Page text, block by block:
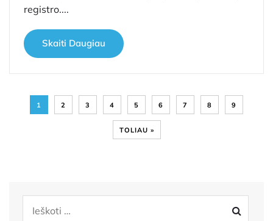
registro....
Skaiti Daugiau
1 2 3 4 5 6 7 8 9
TOLIAU »